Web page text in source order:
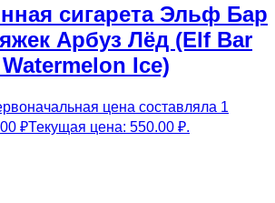
сигарета Эльф Бар
Арбуз Лёд (Elf Bar
Ice)
цена составляла 1
₽Текущая цена: 550.00 ₽.